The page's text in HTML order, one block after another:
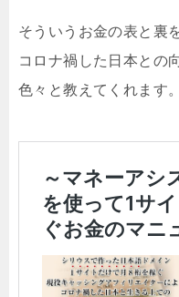
そういうお金の表と裏
コロナ禍した日本との
色々と教えてくれます。